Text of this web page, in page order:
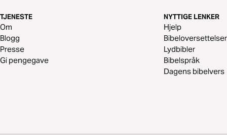
TJENESTE
Om
Blogg
Presse
Gi pengegave
NYTTIGE LENKER
Hjelp
Bibeloversettelser
Lydbibler
Bibelspråk
Dagens bibelvers